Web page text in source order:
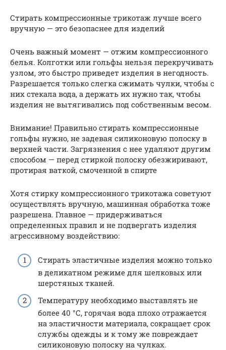
Стирать компрессионные трикотаж лучше всего
вручную — это безопаснее для изделий
Очень важный момент — отжим компрессионного
белья. Колготки или гольфы нельзя перекручивать
узлом, это быстро приведет изделия в негодность.
Разрешается только слегка сжимать чулки, чтобы с
них стекала вода, а держать их нужно так, чтобы
изделия не вытягивались под собственным весом.
Внимание! Правильно стирать компрессионные
гольфы нужно, не задевая силиконовую полоску в
верхней части. Загрязнения с нее удаляют другим
способом — перед стиркой полоску обезжиривают,
протирая ваткой, смоченной в спирте
Хотя стирку компрессионного трикотажа советуют
осуществлять вручную, машинная обработка тоже
разрешена. Главное — придерживаться
определенных правил и не подвергать изделия
агрессивному воздействию:
Стирать эластичные изделия можно только
в деликатном режиме для шелковых или
шерстяных тканей.
Температуру необходимо выставлять не
более 40 °С, горячая вода плохо отражается
на эластичности материала, сокращает срок
службы одежды и к тому же повреждает
силиконовую полоску на чулках.